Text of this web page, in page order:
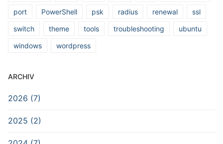
port
PowerShell psk radius renewal
ssl
switch
theme tools troubleshooting
ubuntu
windows
wordpress
ARCHIV
2026 (7)
2025 (2)